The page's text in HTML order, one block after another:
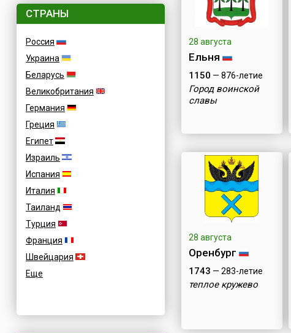
СТРАНЫ
Россия
Украина
Беларусь
Великобритания
Германия
Греция
Египет
Израиль
Испания
Италия
Таиланд
Турция
Франция
Швейцария
Еще
28 августа
Ельня
1150 — 876-летие
Город воинской
славы
28 августа
Оренбург
1743 — 283-летие
теплое кружево